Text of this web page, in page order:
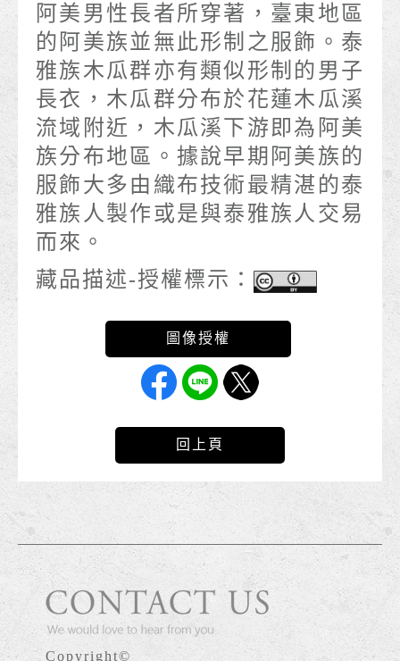
阿美男性長者所穿著，臺東地區
的阿美族並無此形制之服飾。泰
雅族木瓜群亦有類似形制的男子
長衣，木瓜群分布於花蓮木瓜溪
流域附近，木瓜溪下游即為阿美
族分布地區。據說早期阿美族的
服飾大多由織布技術最精湛的泰
雅族人製作或是與泰雅族人交易
而來。
藏品描述-授權標示：
回上頁
Copyright©